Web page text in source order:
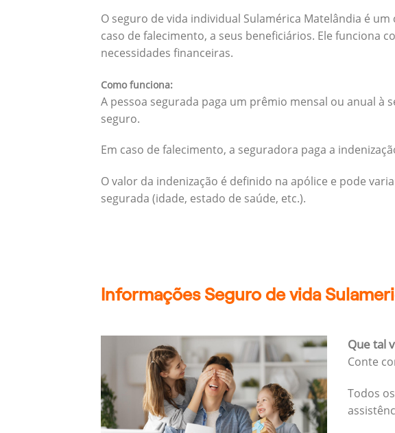
O seguro de vida individual Sulamérica Matelândia é
caso de falecimento, a seus beneficiários. Ele funciona
necessidades financeiras.
Como funciona:
A pessoa segurada paga um prêmio mensal ou anual
seguro.
Em caso de falecimento, a seguradora paga a
O valor da indenização é definido na apólice e pode
segurada (idade, estado de saúde, etc.).
Informações Seguro de vida
Que tal
Conte
Todos